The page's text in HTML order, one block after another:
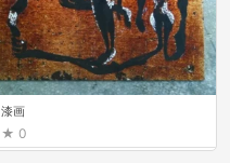
漆画
0